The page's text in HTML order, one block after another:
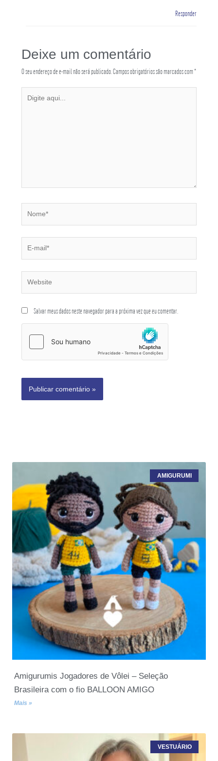
Responder
Deixe um comentário
O seu endereço de e-mail não será publicado. Campos obrigatórios são marcados com*
Salvar meus dados neste navegador para a próxima vez que eu comentar.
AMIGURUMI
Amigurumis Jogadores de Vôlei – Seleção
Brasileira com o fio BALLOON AMIGO
Mais »
VESTUÁRIO